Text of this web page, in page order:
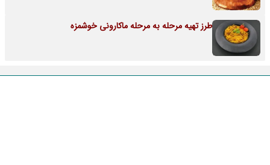
طرز تهیه مرحله به مرحله ماکارونی خوشمزه